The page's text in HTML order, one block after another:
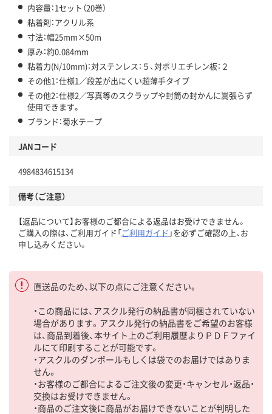
内容量：1セット（20巻）
粘着剤：アクリル系
寸法：幅25mm×50m
厚み：約0.084mm
粘着力(N/10mm)：対ステンレス：５、対ポリエチレン板：２
その他1：仕様1／段差が出にくい超薄手タイプ
その他2：仕様2／写真等のスクラップや封筒の封かんに嵩張らず
使用できます。
ブランド：菊水テープ
JANコード
4984834615134
備考（ご注意）
【返品について】お客様のご都合による返品はお受けできません。
ご購入の際は、ご利用ガイド「ご利用ガイド 」を必ずご確認の上、お
申し込みください。
直送品のため、以下の点にご注意ください。
・この商品には、アスクル発行の納品書が同梱されていない
場合があります。アスクル発行の納品書をご希望のお客様
は、商品到着後、本サイト上のご利用履歴よりＰＤＦファイ
ルにて印刷することが可能です。
・アスクルのダンボールもしくは袋でのお届けではありま
せん。
・お客様のご都合によるご注文後の変更・キャンセル・返品・
交換はお受けできません。
・商品のご注文後に商品がお届けできないことが判明した